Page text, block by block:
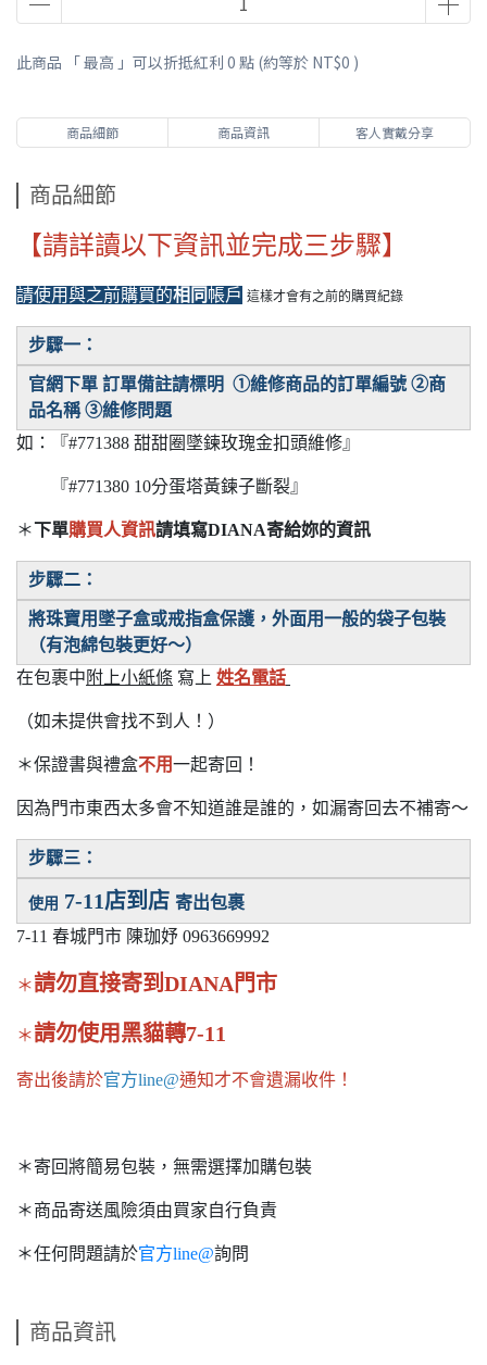
此商品 「 最高 」可以折抵紅利 0 點 (約等於 NT$0 )
商品細節 商品資訊 客人實戴分享
商品細節
【請詳讀以下資訊並完成三步驟】
請使用與之前購買的相同 帳戶 這樣才會有之前的購買紀錄
步驟一：
官網下單 訂單備註請標明 ①維修商品的訂單編號 ②商
品名稱 ③維修問題
如：『#771388 甜甜圈墜鍊玫瑰金扣頭維修』
『#771380 10分蛋塔黃鍊子斷裂』
＊下單購買人資訊請填寫DIANA寄給妳的資訊
步驟二：
將珠寶用墜子盒或戒指盒保護，外面用一般的袋子包裝
（有泡綿包裝更好～）
在包裹中 附上小紙條 寫上 姓名電話
（如未提供會找不到人！）
＊保證書與禮盒不用一起寄回！
因為門市東西太多會不知道誰是誰的，如漏寄回去不補寄～
步驟三：
使用 7-11店到店 寄出包裹
7-11 春城門市 陳珈妤 0963669992
＊請勿直接寄到DIANA門市
＊請勿使用黑貓轉7-11
寄出後請於官方line@通知才不會遺漏收件！
＊寄回將簡易包裝，無需選擇加購包裝
＊商品寄送風險須由買家自行負責
＊任何問題請於官方line@詢問
商品資訊